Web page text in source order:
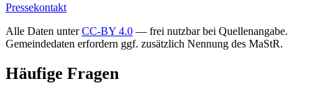
Pressekontakt
Alle Daten unterCC-BY 4.0 — frei nutzbar bei Quellenangabe.
Gemeindedaten erfordern ggf. zusätzlich Nennung des MaStR.
Häufige Fragen